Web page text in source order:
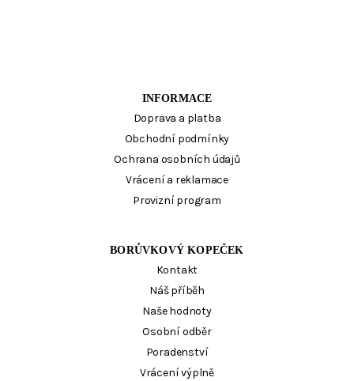
INFORMACE
Doprava a platba
Obchodní podmínky
Ochrana osobních údajů
Vrácení a reklamace
Provizní program
BORŮVKOVÝ KOPEČEK
Kontakt
Náš příběh
Naše hodnoty
Osobní odběr
Poradenství
Vrácení výplně